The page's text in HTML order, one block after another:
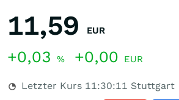
11,59 EUR
+0,03 % +0,00 EUR
Letzter Kurs 11:30:11 Stuttgart